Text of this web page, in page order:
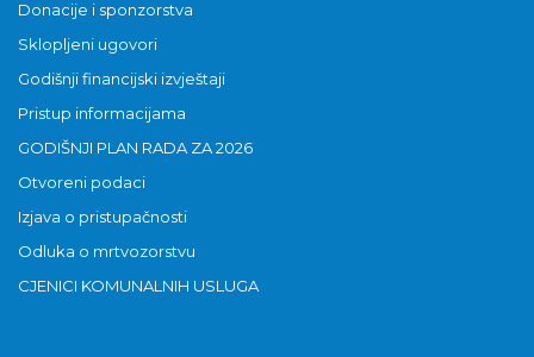
Donacije i sponzorstva
Sklopljeni ugovori
Godišnji financijski izvještaji
Pristup informacijama
GODIŠNJI PLAN RADA ZA 2026
Otvoreni podaci
Izjava o pristupačnosti
Odluka o mrtvozorstvu
CJENICI KOMUNALNIH USLUGA